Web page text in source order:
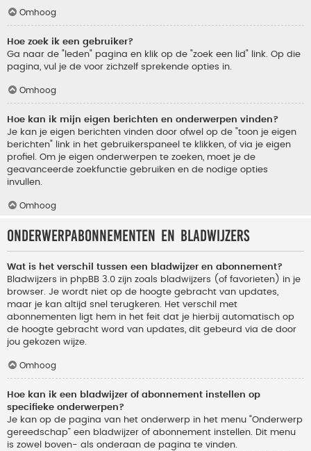
Omhoog
Hoe zoek ik een gebruiker?
Ga naar de "leden" pagina en klik op de "zoek een lid" link. Op die
pagina, vul je de voor zichzelf sprekende opties in.
Omhoog
Hoe kan ik mijn eigen berichten en onderwerpen vinden?
Je kan je eigen berichten vinden door ofwel op de "toon je eigen
berichten" link in het gebruikerspaneel te klikken, of via je eigen
profiel. Om je eigen onderwerpen te zoeken, moet je de
geavanceerde zoekfunctie gebruiken en de nodige opties
invullen.
Omhoog
Onderwerpabonnementen en bladwijzers
Wat is het verschil tussen een bladwijzer en abonnement?
Bladwijzers in phpBB 3.0 zijn zoals bladwijzers (of favorieten) in je
browser. Je wordt niet op de hoogte gebracht van updates,
maar je kan altijd snel terugkeren. Het verschil met
abonnementen ligt hem in het feit dat je hierbij automatisch op
de hoogte gebracht word van updates, dit gebeurd via de door
jou gekozen wijze.
Omhoog
Hoe kan ik een bladwijzer of abonnement instellen op
specifieke onderwerpen?
Je kan op de pagina van het onderwerp in het menu “Onderwerp
gereedschap” een bladwijzer of abonnement instellen. Dit menu
is zowel boven- als onderaan de pagina te vinden.